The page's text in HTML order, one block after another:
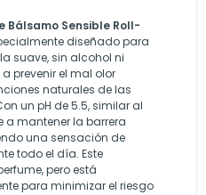
Bálsamo Sensible Roll-
diseñado para
suave, sin alcohol ni
prevenir el mal olor
naturales de las
un pH de 5.5, similar al
a mantener la barrera
una sensación de
todo el día. Este
pero está
para minimizar el riesgo